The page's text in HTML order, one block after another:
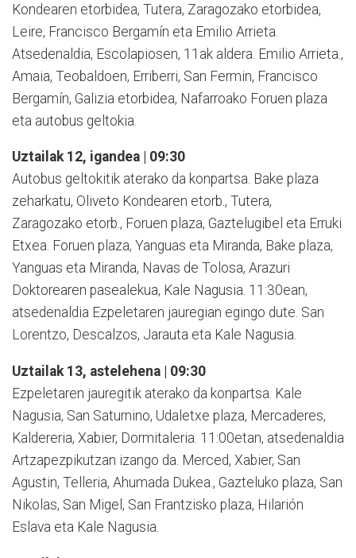
Kondearen etorbidea, Tutera, Zaragozako etorbidea,
Leire, Francisco Bergamín eta Emilio Arrieta.
Atsedenaldia, Escolapiosen, 11ak aldera. Emilio Arrieta.,
Amaia, Teobaldoen, Erriberri, San Fermin, Francisco
Bergamín, Galizia etorbidea, Nafarroako Foruen plaza
eta autobus geltokia.
Uztailak 12, igandea | 09:30
Autobus geltokitik aterako da konpartsa. Bake plaza
zeharkatu, Oliveto Kondearen etorb., Tutera,
Zaragozako etorb., Foruen plaza, Gaztelugibel eta Erruki
Etxea. Foruen plaza, Yanguas eta Miranda, Bake plaza,
Yanguas eta Miranda, Navas de Tolosa, Arazuri
Doktorearen pasealekua, Kale Nagusia. 11:30ean,
atsedenaldia Ezpeletaren jauregian egingo dute. San
Lorentzo, Descalzos, Jarauta eta Kale Nagusia.
Uztailak 13, astelehena | 09:30
Ezpeletaren jauregitik aterako da konpartsa. Kale
Nagusia, San Saturnino, Udaletxe plaza, Mercaderes,
Kaldereria, Xabier, Dormitaleria. 11:00etan, atsedenaldia
Artzapezpikutzan izango da. Merced, Xabier, San
Agustin, Telleria, Ahumada Dukea., Gazteluko plaza, San
Nikolas, San Migel, San Frantzisko plaza, Hilarión
Eslava eta Kale Nagusia.